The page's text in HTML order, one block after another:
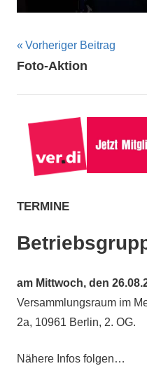
Vorheriger Beitrag
Foto-Aktion
TERMINE
am Mittwoch, den
Versammlungsraum im
2a, 10961 Berlin, 2. OG.
Nähere Infos folgen…